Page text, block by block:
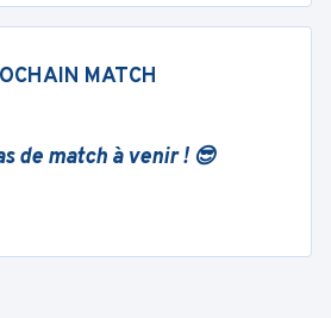
MATCH
de match à venir ! 😎